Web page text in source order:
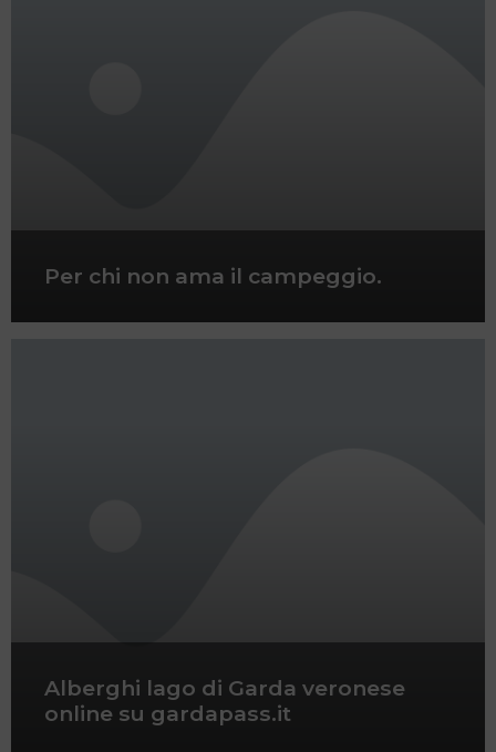
Per chi non ama il campeggio.
Alberghi lago di Garda veronese
online su gardapass.it